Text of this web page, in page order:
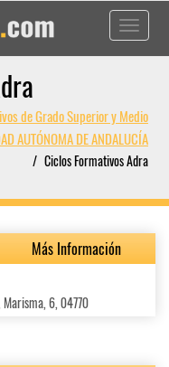
Toggle
de Grado Superior y Medio
AUTÓNOMA DE ANDALUCÍA
Ciclos Formativos Adra
Más Información
6, 04770